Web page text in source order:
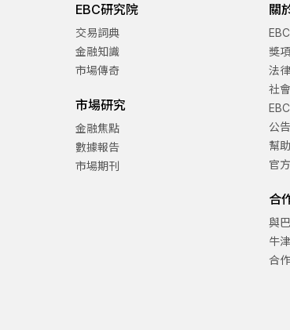
EBC研究院
交易詞典
金融知識
市場傳奇
市場研究
金融焦點
數據報告
市場期刊
關
獎
法
社
公
幫
官
合
與
牛
合